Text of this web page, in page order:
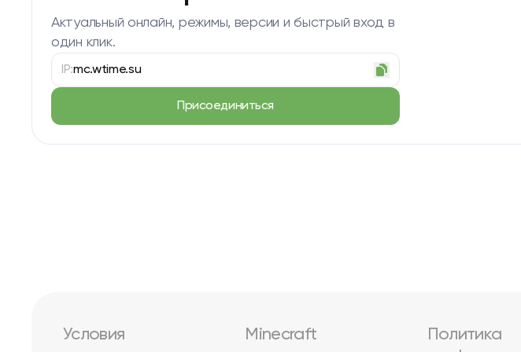
Актуальный онлайн, режимы, версии и быстрый вход в
один клик.
IP:mc.wtime.su
Присоединиться
Условия
Minecraft
Политика